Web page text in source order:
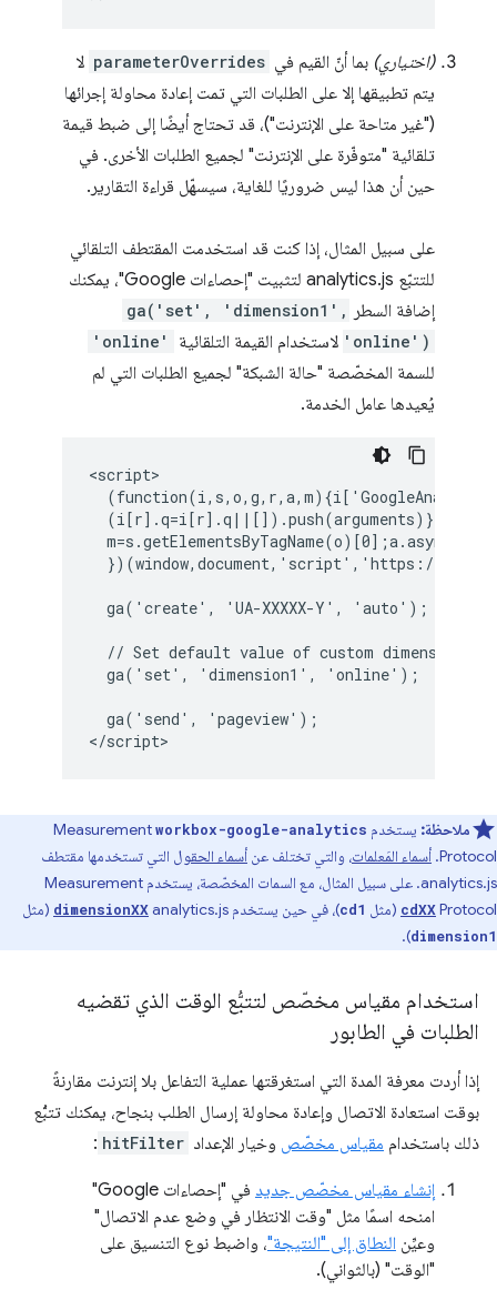
(اختياري) بما أنّ القيم في parameterOverrides لا
يتم تطبيقها إلا على الطلبات التي تمت إعادة محاولة إجرائها
("غير متاحة على الإنترنت")، قد تحتاج أيضًا إلى ضبط قيمة
تلقائية "متوفّرة على الإنترنت" لجميع الطلبات الأخرى. في
حين أن هذا ليس ضروريًا للغاية، سيسهّل قراءة التقارير.
على سبيل المثال، إذا كنت قد استخدمت المقتطف التلقائي
للتتبّع analytics.js لتثبيت "إحصاءات Google"، يمكنك
إضافة السطر ga('set', 'dimension1',
'online') لاستخدام القيمة التلقائية 'online'
للسمة المخصّصة "حالة الشبكة" لجميع الطلبات التي لم
يُعيدها عامل الخدمة.
<script>
})(window,document,'script','https://
  ga('create', 'UA-XXXXX-Y', 'auto');
// Set default value of custom dimension 1
  ga('set', 'dimension1', 'online');
  ga('send', 'pageview');
ملاحظة: يستخدم workbox-google-analytics
Measurement
Protocol. أسماء المَعلمات، والتي تختلف عن أسماء الحقول التي تستخدمها مقتطف
analytics.js. على سبيل المثال، مع السمات المخصّصة، يستخدم Measurement
Protocol
cdXX (مثل cd1)، في حين يستخدم analytics.js dimensionXX (مثل
dimension1
).
استخدام مقياس مخصّص لتتبُّع الوقت الذي تقضيه
الطلبات في الطابور
إذا أردت معرفة المدة التي استغرقتها عملية التفاعل بلا إنترنت مقارنةً
بوقت استعادة الاتصال وإعادة محاولة إرسال الطلب بنجاح، يمكنك تتبُّع
ذلك باستخدام مقياس مخصّص وخيار الإعداد hitFilter
:
إنشاء مقياس مخصّص جديد
في "إحصاءات Google"
امنحه اسمًا مثل "وقت الانتظار في وضع عدم الاتصال"
وعيِّن النطاق إلى "النتيجة"، واضبط نوع التنسيق على
"الوقت" (بالثواني).